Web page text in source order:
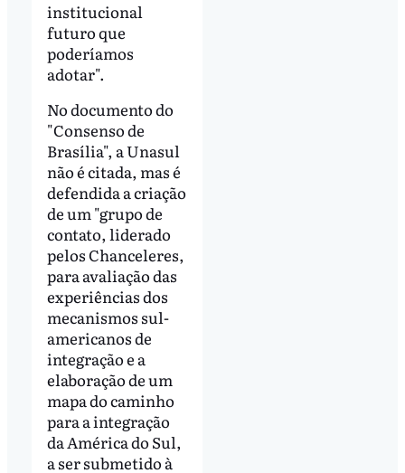
institucional
futuro que
poderíamos
adotar".
No documento do
"Consenso de
Brasília", a Unasul
não é citada, mas é
defendida a criação
de um "grupo de
contato, liderado
pelos Chanceleres,
para avaliação das
experiências dos
mecanismos sul-
americanos de
integração e a
elaboração de um
mapa do caminho
para a integração
da América do Sul,
a ser submetido à